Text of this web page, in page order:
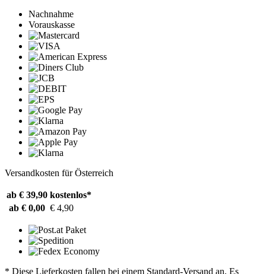
Nachnahme
Vorauskasse
Versandkosten für Österreich
ab € 39,90 kostenlos*
ab € 0,00 € 4,90
* Diese Lieferkosten fallen bei einem Standard-Versand an. Es